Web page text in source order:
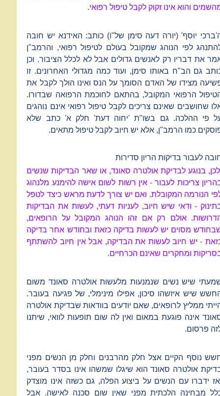
והוא אינו זקוק לקבל טיפול רפואי.
יוסף' (יורה דעה סימן של"ו) כותב: האידנא יש חובה
לפי הנוהג שמקובל בעולם לטיפול רפואי, והרמב"ן
את דבריו רק לאנשים גדולים אבל לא לכלל הציבור. וכן
גם הב"ח באותו סימן, ועוד כמה מגדולי האחרונים. זו
מצידו של האדם הסומך על הנס ואינו הולך לקבל את
הרפואי המקובל, בהתאם לחוכמת הרפואה שבדורו.
שחושבים שאינם צריכים לקבל טיפול רפואי אינם נוהגים
פי ההלכה. גם בשו"ת 'יחוה דעת' חלק א' כתב שלא
כמו הרמב"ן, אלא יש חיוב לקבל טיפול מתאים.
לעבור בדיקות הריון סדירות
בנוגע לבדיקת אולטרה סאונד, או שאר הבדיקות שנשים
צריכות לעבור - אין רשות לשום אישה להימנע מלנהוג
הנורמה המקובלת. ואם יש צורך לדעת מראש כיצד לטפל
- ודאי שיש חיוב, לעניות דעתי, לעשות את הבדיקות
אולם רק אם זהו הנוהג המקובל על הרופאים,
מסוים יש לעשות בדיקה כזאת ובחודש אחר בדיקה
- יש חיוב לעשות את הבדיקה, אבל אין חיוב להשתתף
ומחקרים שאינם הכרחיים.
שיש נשים שנמנעות מלעשות אולטרה סאונד משום
שיש איזשהו סיכון, אפילו מינימלי, של פגיעה בעובר.
ממליץ לרופאים, שאם יודעים בוודאות שבדיקת אולטרה
אינה פוגעת במאום ואין לה שום תופעות לוואי, שיתנו
פרסום.
נוסף הקיים אצל חלק מהרבנים וחלק מן הנשים מפני
אולטרה סאונד הוא שיגלו שמשהו אינו בסדר בעובר,
ידברו עם הנשים על ביצוע הפלה, גם כשזה אינו מוצדק
מבחינה הלכתית מפני שאין שום סכנה לאישה. אבל